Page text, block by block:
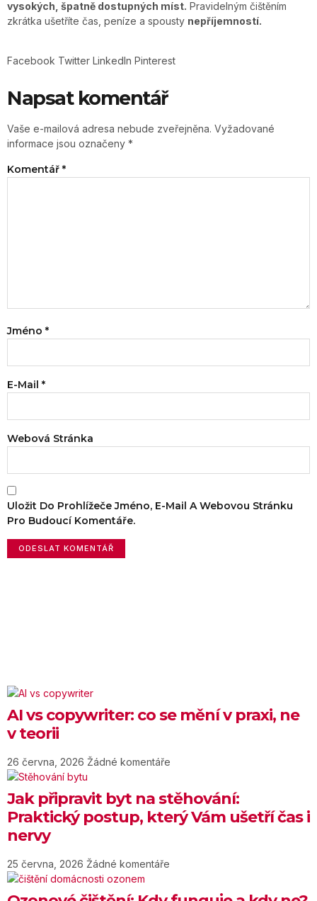
vysokých, špatně dostupných míst. Pravidelným čištěním
zkrátka ušetříte čas, peníze a spousty nepříjemností.
Facebook Twitter LinkedIn Pinterest
Napsat komentář
Vaše e-mailová adresa nebude zveřejněna. Vyžadované
informace jsou označeny *
Komentář *
Jméno *
E-Mail *
Webová Stránka
Uložit Do Prohlížeče Jméno, E-Mail A Webovou Stránku
Pro Budoucí Komentáře.
AI vs copywriter: co se mění v praxi, ne
v teorii
26 června, 2026 Žádné komentáře
Jak připravit byt na stěhování:
Praktický postup, který Vám ušetří čas i
nervy
25 června, 2026 Žádné komentáře